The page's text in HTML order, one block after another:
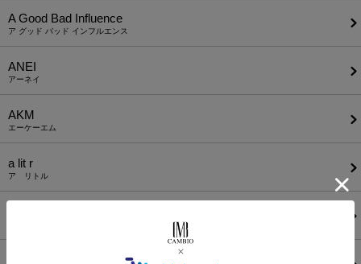
A Good Bad Influence
ア グッド バッド インフルエンス
ANEI
アーネイ
AKM
エーケーエム
a lit r
ア リトル